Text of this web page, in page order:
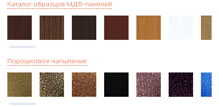
Каталог образцов МДФ-панелей
Порошковое напыление